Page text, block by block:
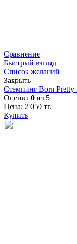
Сравнение
Быстрый взгляд
Список желаний
Закрыть
Стемпинг Born Pretty
Оценка 0 из 5
Цена: 2 050 тг.
Купить